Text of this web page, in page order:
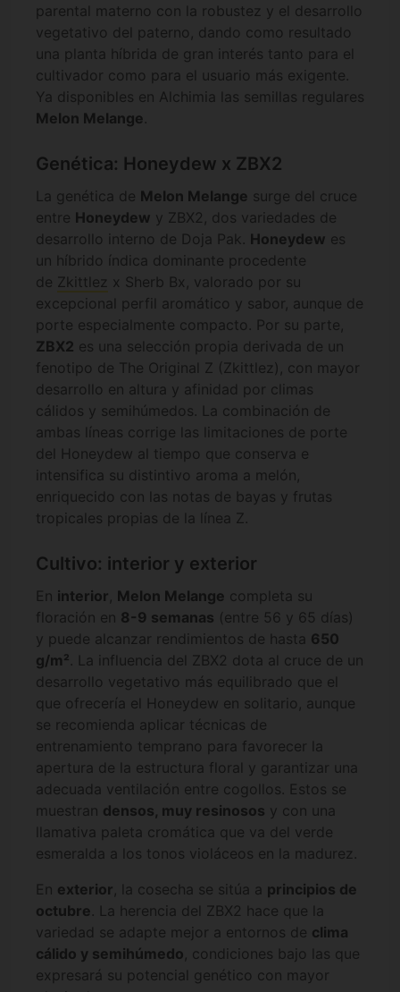
parental materno con la robustez y el desarrollo
vegetativo del paterno, dando como resultado
una planta híbrida de gran interés tanto para el
cultivador como para el usuario más exigente.
Ya disponibles en Alchimia las semillas regulares
Melon Melange.
Genética: Honeydew x ZBX2
La genética de Melon Melange surge del cruce
entre Honeydew y ZBX2, dos variedades de
desarrollo interno de Doja Pak. Honeydew es
un híbrido índica dominante procedente
de Zkittlez x Sherb Bx, valorado por su
excepcional perfil aromático y sabor, aunque de
porte especialmente compacto. Por su parte,
ZBX2 es una selección propia derivada de un
fenotipo de The Original Z (Zkittlez), con mayor
desarrollo en altura y afinidad por climas
cálidos y semihúmedos. La combinación de
ambas líneas corrige las limitaciones de porte
del Honeydew al tiempo que conserva e
intensifica su distintivo aroma a melón,
enriquecido con las notas de bayas y frutas
tropicales propias de la línea Z.
Cultivo: interior y exterior
En interior, Melon Melange completa su
floración en 8-9 semanas (entre 56 y 65 días)
y puede alcanzar rendimientos de hasta 650
g/m². La influencia del ZBX2 dota al cruce de un
desarrollo vegetativo más equilibrado que el
que ofrecería el Honeydew en solitario, aunque
se recomienda aplicar técnicas de
entrenamiento temprano para favorecer la
apertura de la estructura floral y garantizar una
adecuada ventilación entre cogollos. Estos se
muestran densos, muy resinosos y con una
llamativa paleta cromática que va del verde
esmeralda a los tonos violáceos en la madurez.
En exterior, la cosecha se sitúa a principios de
octubre. La herencia del ZBX2 hace que la
variedad se adapte mejor a entornos de clima
cálido y semihúmedo, condiciones bajo las que
expresará su potencial genético con mayor